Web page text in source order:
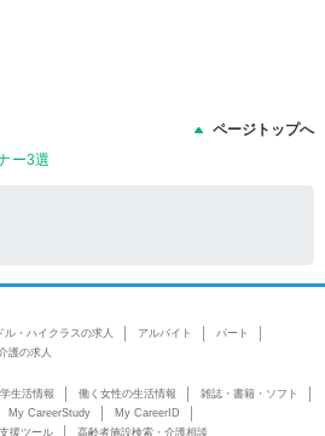
ページトップへ
ー3選
ル・ハイクラスの求人 アルバイト
パート
護の求人
生活情報 働く女性の生活情報
雑誌・書籍・ソフト
My CareerStudy
My CareerID
援ツール 高齢者施設検索・介護相談